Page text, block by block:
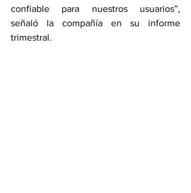
confiable para nuestros usuarios”,
señaló la compañía en su informe
trimestral.